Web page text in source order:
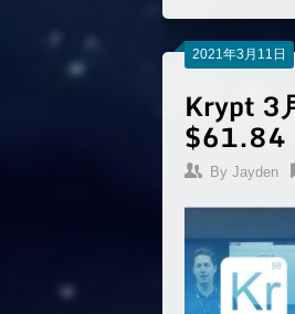
2021年3月11日
Krypt 3
$61.84
By Jayden